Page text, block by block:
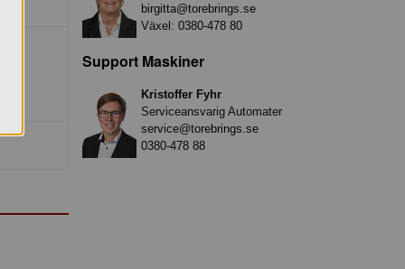
birgitta@torebrings.se
Växel: 0380-478 80
Support Maskiner
Kristoffer Fyhr
Serviceansvarig Automater
service@torebrings.se
0380-478 88